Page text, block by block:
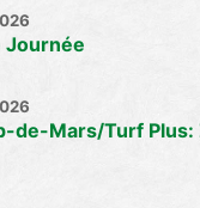
Journée
de-Mars/Turf Plus: